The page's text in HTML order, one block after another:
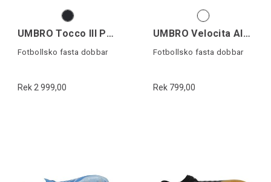
UMBRO Tocco III Pro FG
Fotbollsko fasta dobbar
Rek 2 999,00
UMBRO Velocita Alchem.Leag FG
Fotbollsko fasta dobbar
Rek 799,00